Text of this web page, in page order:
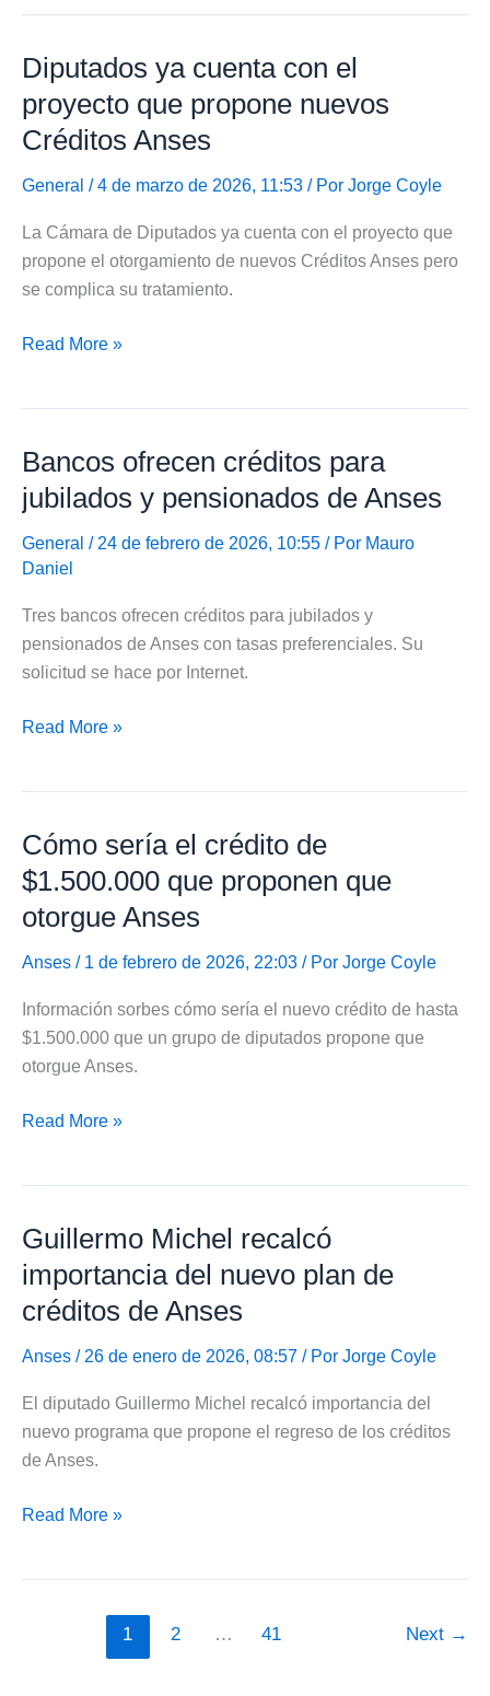
trató
otorgamiento
de
nuevos
Anses
Diputados ya cuenta con el
proyecto que propone nuevos
Créditos Anses
General / 4 de marzo de 2026, 11:53 / Por Jorge Coyle
La Cámara de Diputados ya cuenta con el proyecto que
propone el otorgamiento de nuevos Créditos Anses pero
se complica su tratamiento.
Diputados
el
proyecto
que
propone
nuevos
Anses
Read More »
Bancos ofrecen créditos para
jubilados y pensionados de Anses
General / 24 de febrero de 2026, 10:55 / Por Mauro
Daniel
Tres bancos ofrecen créditos para jubilados y
pensionados de Anses con tasas preferenciales. Su
solicitud se hace por Internet.
Bancos
jubilados
y
pensionados
de
Anses
Read More »
Cómo sería el crédito de
$1.500.000 que proponen que
otorgue Anses
Anses / 1 de febrero de 2026, 22:03 / Por Jorge Coyle
Información sorbes cómo sería el nuevo crédito de hasta
$1.500.000 que un grupo de diputados propone que
otorgue Anses.
Cómo
de
$1.500.000
que
proponen
que
Anses
Read More »
Guillermo Michel recalcó
importancia del nuevo plan de
créditos de Anses
Anses / 26 de enero de 2026, 08:57 / Por Jorge Coyle
El diputado Guillermo Michel recalcó importancia del
nuevo programa que propone el regreso de los créditos
de Anses.
Guillermo
Read More »
1 2 … 41 Next →